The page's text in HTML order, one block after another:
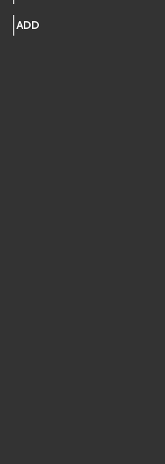
ADD